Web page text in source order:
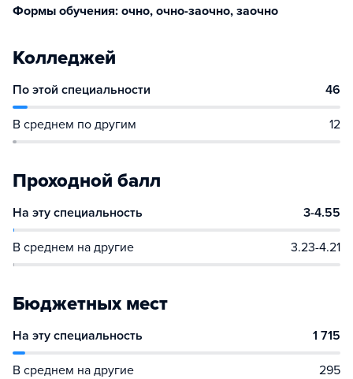
Формы обучения: очно, очно-заочно, заочно
Колледжей
По этой специальности 46
В среднем по другим 12
Проходной балл
На эту специальность 3-4.55
В среднем на другие 3.23-4.21
Бюджетных мест
На эту специальность 1 715
В среднем на другие 295